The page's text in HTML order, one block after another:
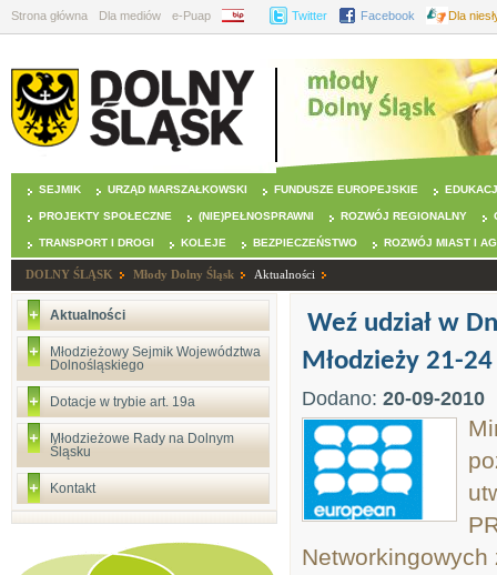
Strona główna Dla mediów e-Puap BIP Twitter Facebook Dla
SEJMIK URZĄD MARSZAŁKOWSKI FUNDUSZE EUROPEJSKIE
PROJEKTY SPOŁECZNE (NIE)PEŁNOSPRAWNI ROZWÓJ REGIONALNY
TRANSPORT I DROGI KOLEJE BEZPIECZEŃSTWO ROZWÓJ MIAST I
DOLNY ŚLĄSK Młody Dolny Śląsk Aktualności
Aktualności
Młodzieżowy Sejmik Województwa
Dolnośląskiego
Dotacje w trybie art. 19a
Młodzieżowe Rady na Dolnym
Śląsku
Kontakt
Weź udział w
Młodzieży 21-
Dodano: 20-09-2010
Networkingowych